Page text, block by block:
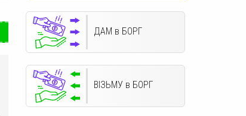
ДАМ в БОРГ
ВІЗЬМУ в БОРГ